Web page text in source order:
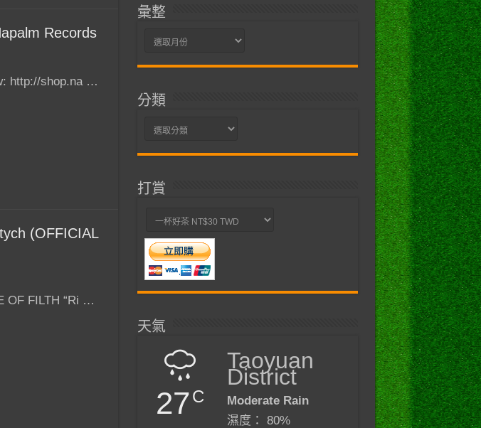
Records
http://shop.na …
(OFFICIAL
OF FILTH “Ri …
彙整
彙
分類
分
打賞
天氣
27C
Taoyuan
District
Moderate Rain
濕度： 80%